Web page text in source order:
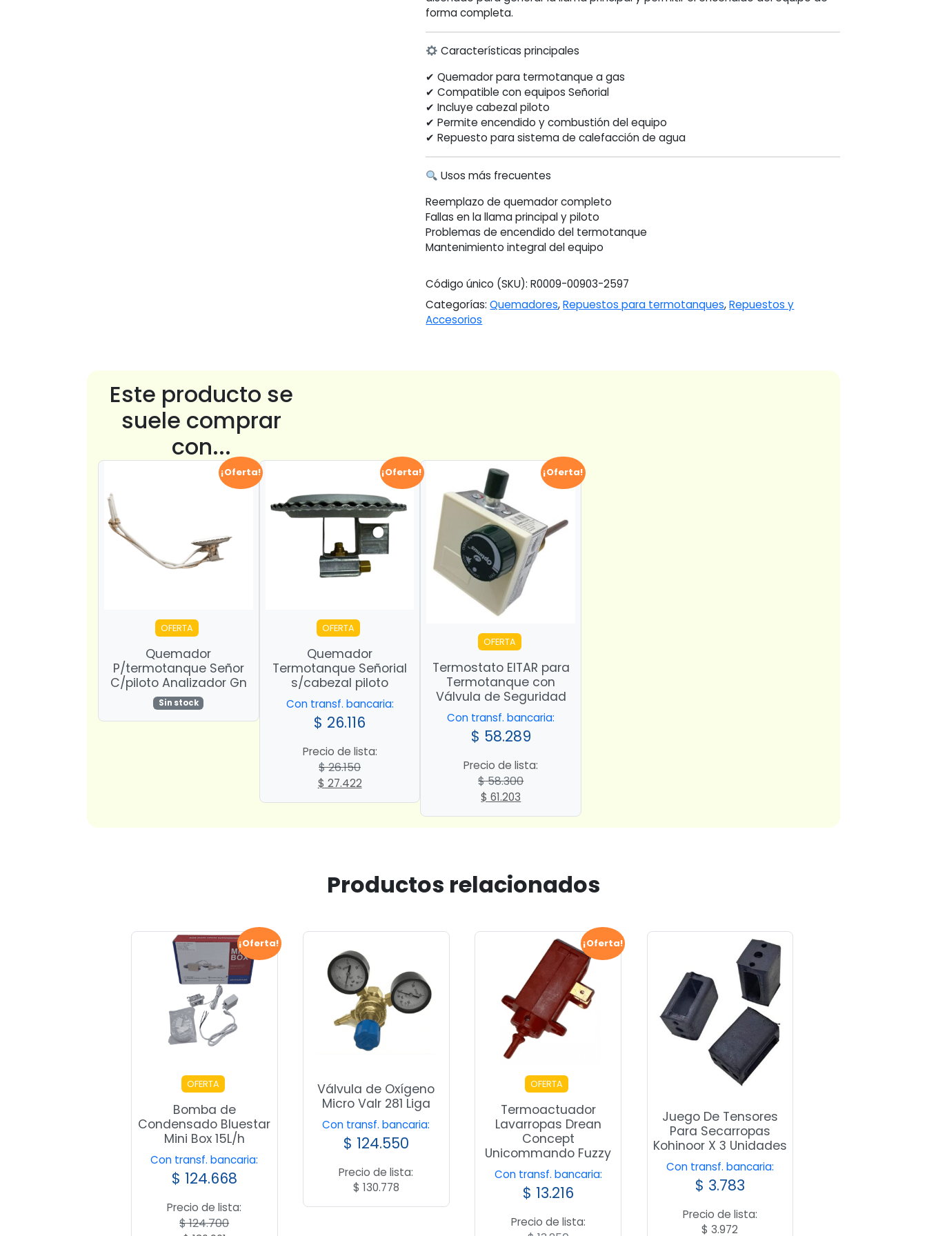
forma completa.
Características principales
✔ Quemador para termotanque a gas
✔ Compatible con equipos Señorial
✔ Incluye cabezal piloto
✔ Permite encendido y combustión del equipo
✔ Repuesto para sistema de calefacción de agua
Usos más frecuentes
Reemplazo de quemador completo
Fallas en la llama principal y piloto
Problemas de encendido del termotanque
Mantenimiento integral del equipo
Código único (SKU):R0009-00903-2597
Categorías:Quemadores,Repuestos para termotanques,Repuestos y
Accesorios
Este producto se
suele comprar
con...
¡Oferta!
OFERTA
Quemador
P/termotanque Señor
C/piloto Analizador Gn
Sin stock
¡Oferta!
OFERTA
Quemador
Termotanque Señorial
s/cabezal piloto
Con transf. bancaria:
$ 26.116
Precio de lista:
$26.150
El
$ 27.422El
¡Oferta!
OFERTA
Termostato EITAR para
Termotanque con
Válvula de Seguridad
Con transf. bancaria:
$ 58.289
Precio de lista:
$58.300
El
$ 61.203
Productos relacionados
¡Oferta!
OFERTA
Bomba de
Condensado Bluestar
Mini Box 15L/h
Con transf. bancaria:
$ 124.668
Precio de lista:
$124.700
Válvula de Oxígeno
Micro Valr 281 Liga
Con transf. bancaria:
$ 124.550
Precio de lista:
$ 130.778
¡Oferta!
OFERTA
Termoactuador
Lavarropas Drean
Concept
Unicommando Fuzzy
Con transf. bancaria:
$ 13.216
Precio de lista:
Juego De Tensores
Para Secarropas
Kohinoor X 3 Unidades
Con transf. bancaria:
$ 3.783
Precio de lista:
$ 3.972